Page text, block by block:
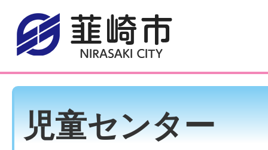
児童センター